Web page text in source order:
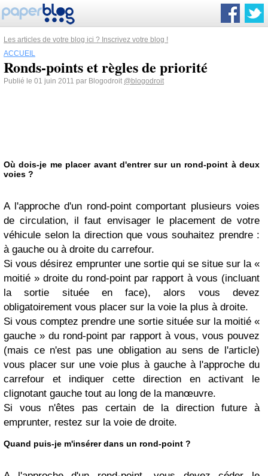
Les articles de votre blog ici ? Inscrivez votre blog !
ACCUEIL
Ronds-points et règles de priorité
Publié le 01 juin 2011 par Blogodroit @blogodroit
Où dois-je me placer avant d'entrer sur un rond-point à deux
voies ?
A l'approche d'un rond-point comportant plusieurs voies
de circulation, il faut envisager le placement de votre
véhicule selon la direction que vous souhaitez prendre :
à gauche ou à droite du carrefour.
Si vous désirez emprunter une sortie qui se situe sur la «
moitié » droite du rond-point par rapport à vous (incluant
la sortie située en face), alors vous devez
obligatoirement vous placer sur la voie la plus à droite.
Si vous comptez prendre une sortie située sur la moitié «
gauche » du rond-point par rapport à vous, vous pouvez
(mais ce n'est pas une obligation au sens de l'article)
vous placer sur une voie plus à gauche à l'approche du
carrefour et indiquer cette direction en activant le
clignotant gauche tout au long de la manœuvre.
Si vous n'êtes pas certain de la direction future à
emprunter, restez sur la voie de droite.
Quand puis-je m'insérer dans un rond-point ?